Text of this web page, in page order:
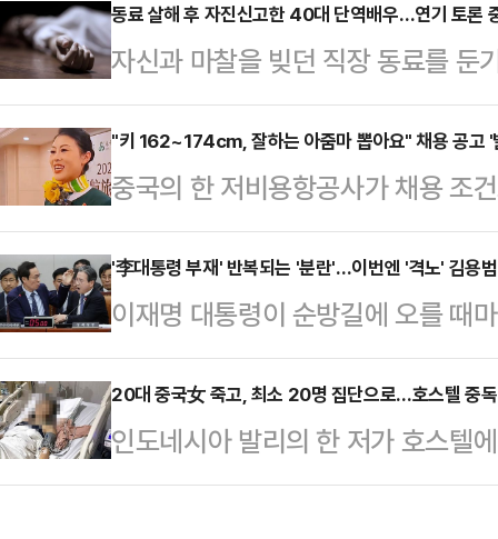
즈 등 미국 매체에 따르면 플로리다
단 2년 만에 누적 수익이 1억 달러(
인은 현재 틱톡, 인스타그램 등 소
팔로워를 보유하고 있다. 특히 성인
다.그는 지난달 30일 "어린 시절 형
원으로…
동료 살해 후 자진신고한 40대 단역배우…연기 토론
자신과 마찰을 빚던 직장 동료를
해졌다.19일 수원지법 평택지원 형
로 기소된 A씨에게 징역 12년을 선
우인 A씨는 지난 5월1일 오전 경기
인 40대 남성 B씨에게 둔기를 휘둘
씨와 술을 마시며 연기 이론에 대한
으로 조사됐다.A씨는 범행 후 스스
혐의를 시인…
"키 162~174cm, 잘하는 아줌마 뽑아요" 채용 공고 '
중국의 한 저비용항공사가 채용 조
(Air Aunties)'라는 명칭을 사용해
우스차이나모닝포스트(SCMP)에
공(Spring Airlines)은 "상하이와
획"이라고 밝히며 25세~40세 여성
히 결혼했거나 자녀가 있는 지원자
고 불렀다.공개된 채용 조건에 따르
…
'李대통령 부재' 반복되는 '분란'…이번엔 '격노' 김용
이재명 대통령이 순방길에 오를 때
반복하지 않기 위해 강경 발언을 자
상치 못하게 대통령실에서 발생했
관련 지적 과정에서 자녀가 언급되
이다. 여야 모두 김 실장의 태도가
20대 중국女 죽고, 최소 20명 집단으로…호스텔 중
인도네시아 발리의 한 저가 호스텔
이고 한 중국인 여성 관광객이 객실